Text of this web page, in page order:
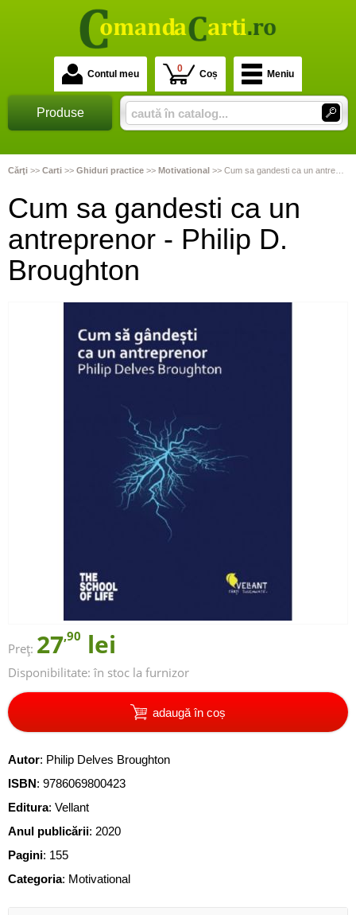
Contul meu 0 Coș Meniu
Produse
Cărţi >> Carti >> Ghiduri practice >> Motivational >> Cum sa gandesti ca un antreprenor - Philip D. Broughton
Cum sa gandesti ca un
antreprenor - Philip D.
Broughton
Preț: 27,90 lei
Disponibilitate: în stoc la furnizor
adaugă în coș
Autor: Philip Delves Broughton
ISBN: 9786069800423
Editura: Vellant
Anul publicării: 2020
Pagini: 155
Categoria: Motivational